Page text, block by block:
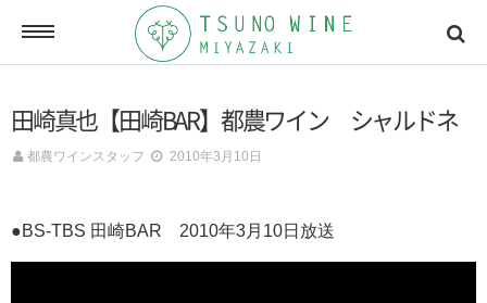
ONLINE SHOP
オンラインショッピング
メールマガジン
田崎真也【田崎BAR】都農ワイン シャルドネ
都農ワインスタッフ 2010年3月10日
●BS-TBS 田崎BAR 2010年3月10日放送